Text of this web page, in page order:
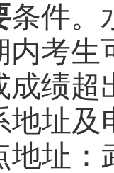
条件。
内考生
成绩超
地址及
地址：